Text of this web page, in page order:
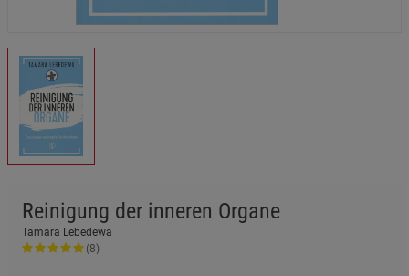
Reinigung der inneren Organe
Tamara Lebedewa
(8)